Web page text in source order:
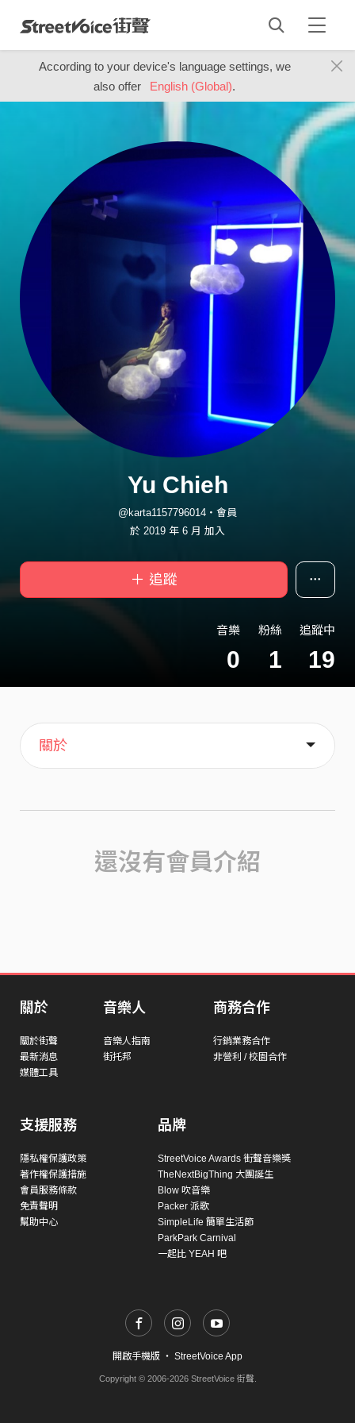
According to your device's language settings, we
also offer
English (Global).
Yu Chieh
@karta1157796014・會員
於 2019 年 6 月 加入
＋ 追蹤
音樂
0
粉絲
1
追蹤中
19
主頁
歌單
喜歡
關於
還沒有會員介紹
關於
關於街聲
最新消息
媒體工具
音樂人
音樂人指南
街托邦
商務合作
行銷業務合作
非營利 / 校園合作
支援服務
隱私權保護政策
著作權保護措施
會員服務條款
免責聲明
幫助中心
品牌
StreetVoice Awards 街聲音樂獎
TheNextBigThing 大團誕生
Blow 吹音樂
Packer 派歌
SimpleLife 簡單生活節
ParkPark Carnival
一起比 YEAH 吧
開啟手機版 ・ StreetVoice App
Copyright © 2006-2026 StreetVoice 街聲.